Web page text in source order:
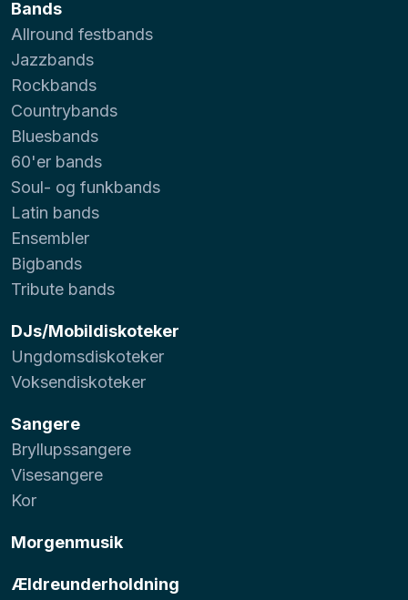
Bands
Allround festbands
Jazzbands
Rockbands
Countrybands
Bluesbands
60'er bands
Soul- og funkbands
Latin bands
Ensembler
Bigbands
Tribute bands
DJs/Mobildiskoteker
Ungdomsdiskoteker
Voksendiskoteker
Sangere
Bryllupssangere
Visesangere
Kor
Morgenmusik
Ældreunderholdning